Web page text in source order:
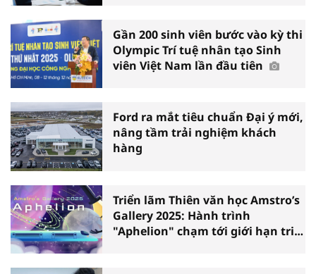
Gần 200 sinh viên bước vào kỳ thi
Olympic Trí tuệ nhân tạo Sinh
viên Việt Nam lần đầu tiên
Ford ra mắt tiêu chuẩn Đại ý mới,
nâng tầm trải nghiệm khách
hàng
Triển lãm Thiên văn học Amstro’s
Gallery 2025: Hành trình
"Aphelion" chạm tới giới hạn tri